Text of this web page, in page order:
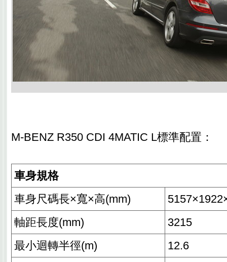
M-BENZ R350 CDI 4MATIC L標準配置：
車身規格
車身尺碼長×寬×高(mm)
軸距長度(mm)
3215
最小迴轉半徑(m)
12.6